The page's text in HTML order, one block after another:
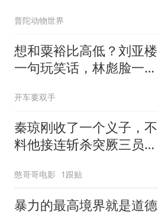
普陀动物世界
想和粟裕比高低？刘亚楼
一句玩笑话，林彪脸一
开车要双手
秦琼刚收了一个义子，不
料他接连斩杀突厥三员大
憨哥哥电影 1跟贴
暴力的最高境界就是道德